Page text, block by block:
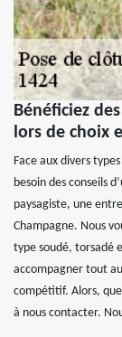
Bénéficiez
lors de choix
Face aux divers
besoin des conseils
paysagiste, une
Champagne. Nous
type soudé, torsadé
accompagner tout
compétitif. Alors,
à nous contacter.